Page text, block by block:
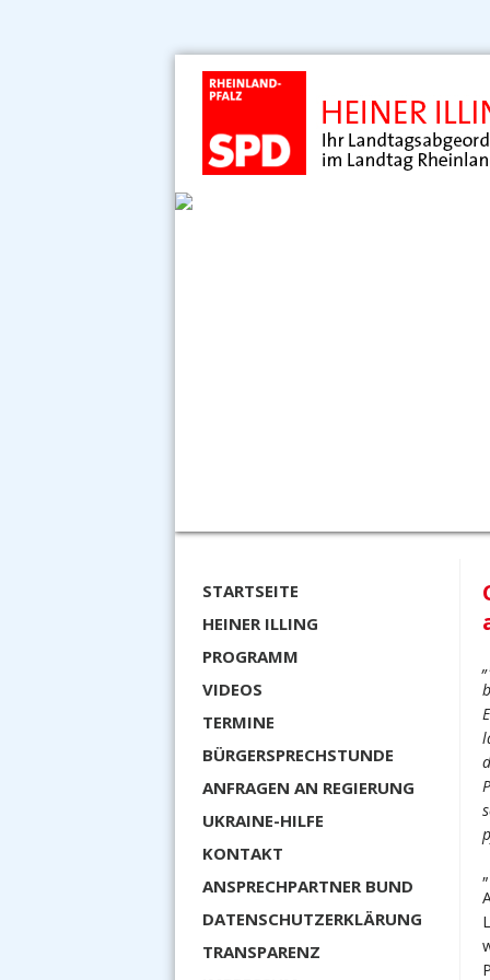
STARTSEITE
HEINER ILLING
PROGRAMM
VIDEOS
TERMINE
BÜRGERSPRECHSTUNDE
ANFRAGEN AN REGIERUNG
UKRAINE-HILFE
KONTAKT
ANSPRECHPARTNER BUND
DATENSCHUTZERKLÄRUNG
TRANSPARENZ